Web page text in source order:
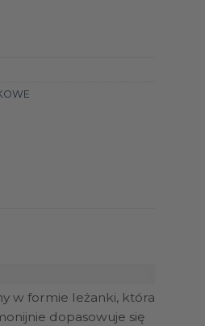
w formie leżanki, która
dopasowuje się